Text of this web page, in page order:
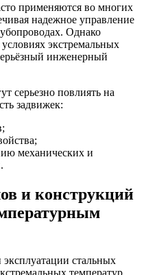
применяются во многих
надежное управление
Однако
экстремальных
инженерный
серьезно повлиять на
задвижек:
механических и
и конструкций
стальных
температур